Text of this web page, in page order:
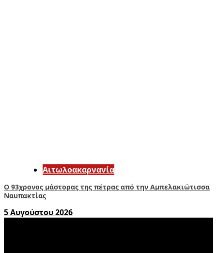
Αιτωλοακαρνανία
Ο 93χρονος μάστορας της πέτρας από την Αμπελακιώτισσα
Ναυπακτίας
5 Αυγούστου 2026